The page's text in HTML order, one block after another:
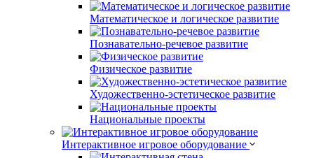
Математическое и логическое развитие
Познавательно-речевое развитие
Физическое развитие
Художественно-эстетическое развитие
Национальные проекты
Интерактивное игровое оборудование